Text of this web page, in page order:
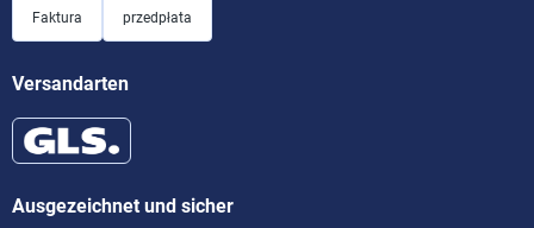
Faktura przedpłata
Versandarten
Ausgezeichnet und sicher